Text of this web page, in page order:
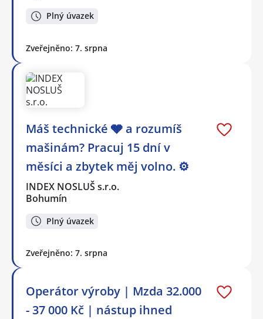
Plný úvazek
Zveřejněno: 7. srpna
Máš technické 🩶 a rozumíš
mašinám? Pracuj 15 dní v
měsíci a zbytek měj volno. ⚙
INDEX NOSLUŠ s.r.o.
Bohumín
Plný úvazek
Zveřejněno: 7. srpna
Operátor výroby | Mzda 32.000
- 37 000 Kč | nástup ihned